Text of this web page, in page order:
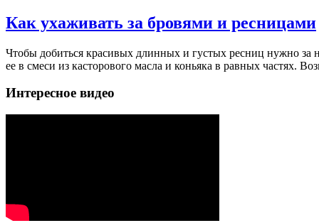
Как ухаживать за бровями и ресницами
Чтобы добиться красивых длинных и густых ресниц нужно за
ее в смеси из касторового масла и коньяка в равных частях.
Интересное видео